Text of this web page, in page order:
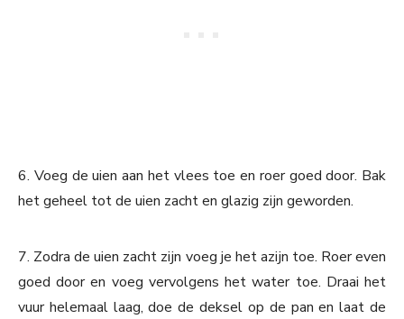
6. Voeg de uien aan het vlees toe en roer goed door. Bak
het geheel tot de uien zacht en glazig zijn geworden.
7. Zodra de uien zacht zijn voeg je het azijn toe. Roer even
goed door en voeg vervolgens het water toe. Draai het
vuur helemaal laag, doe de deksel op de pan en laat de